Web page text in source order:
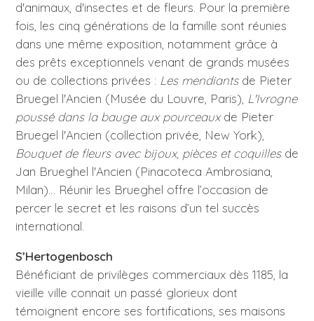
d'animaux, d'insectes et de fleurs. Pour la première
fois, les cinq générations de la famille sont réunies
dans une même exposition, notamment grâce à
des prêts exceptionnels venant de grands musées
ou de collections privées : Les mendiantsde Pieter
Bruegel l'Ancien (Musée du Louvre, Paris), L'Ivrogne
poussé dans la bauge aux pourceauxde Pieter
Bruegel l'Ancien (collection privée, New York),
Bouquet de fleurs avec bijoux, pièces et coquillesde
Jan Brueghel l'Ancien (Pinacoteca Ambrosiana,
Milan)… Réunir les Brueghel offre l’occasion de
percer le secret et les raisons d’un tel succès
international.
S’Hertogenbosch
Bénéficiant de privilèges commerciaux dès 1185, la
vieille ville connait un passé glorieux dont
témoignent encore ses fortifications, ses maisons